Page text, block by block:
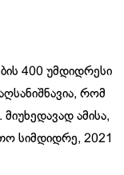
400 უმდიდრესი
რომ
ამისა,
სიმდიდრე, 2021